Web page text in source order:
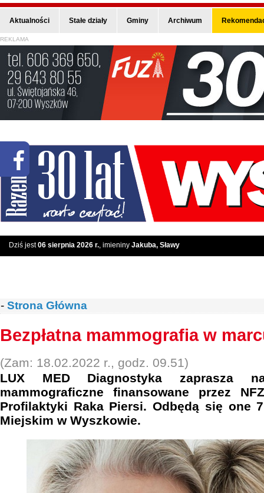
Aktualności Stałe działy Gminy Archiwum
REKLAMA
Dziś jest06 sierpnia 2026 r., imieniny Jakuba, Sławy
- Strona Główna
Bezpłatna mammografia w
(Zam: 18.02.2022 r., godz. 09.51)
LUX MED Diagnostyka zaprasza
mammograficzne finansowane przez
Profilaktyki Raka Piersi. Odbędą się one
Miejskim w Wyszkowie.